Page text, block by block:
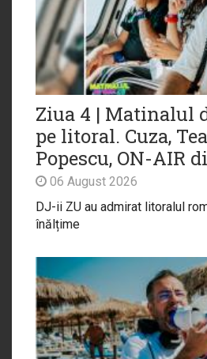
Ziua 4 | Matinalul
pe litoral. Cuza,
Popescu, ON-AIR
06 August 2026
DJ-ii ZU au admirat litoralul
înălțime